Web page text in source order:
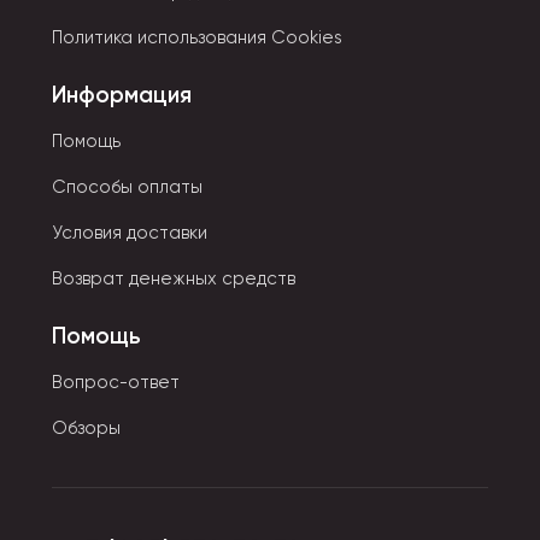
Политика использования Cookies
Информация
Помощь
Способы оплаты
Условия доставки
Возврат денежных средств
Помощь
Вопрос-ответ
Обзоры